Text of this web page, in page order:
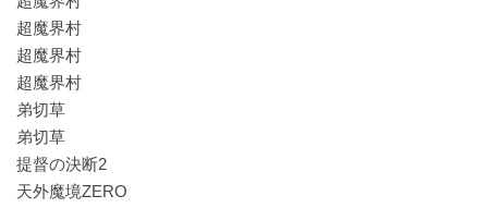
超魔界村
超魔界村
超魔界村
弟切草
弟切草
提督の決断2
天外魔境ZERO